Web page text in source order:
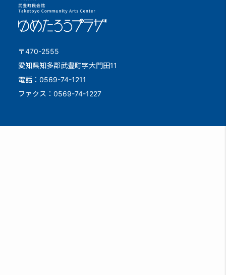
〒470-2555
愛知県知多郡武豊町字大門田11
電話：0569-74-1211
ファクス：0569-74-1227